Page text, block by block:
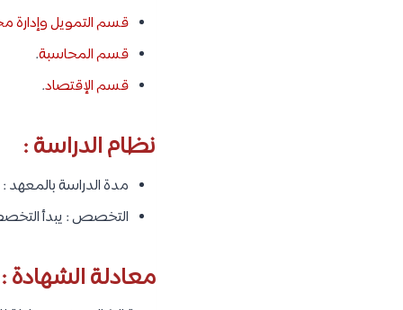
قسم التمويل وإدارة
قسم المحاسبة.
قسم الإقتصاد.
نظام الدراسة :
مدة الدراسة بالمعهد : 4 سنوات دراسية.
التخصص : يبدأ
معادلة الشهادة :